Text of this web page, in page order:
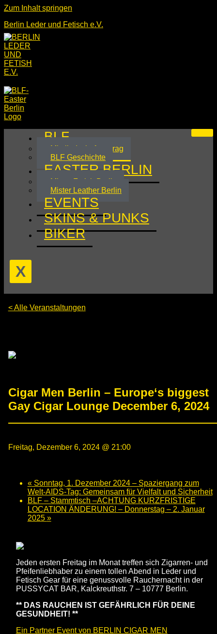
Zum Inhalt springen
Berlin Leder und Fetisch e.V.
BLF
Mitgliedschaftsantrag
BLF Geschichte
EASTER BERLIN
Mister Fetish Berlin
Mister Leather Berlin
EVENTS
SKINS & PUNKS
BIKER
X
< Alle Veranstaltungen
Cigar Men Berlin – Europe‘s biggest
Gay Cigar Lounge December 6, 2024
Freitag, Dezember 6, 2024 @ 21:00
«Sonntag, 1. Dezember 2024 – Spaziergang zum
Welt-AIDS-Tag: Gemeinsam für Vielfalt und Sicherheit
BLF – Stammtisch –ACHTUNG KURZFRISTIGE
LOCATION ÄNDERUNG! – Donnerstag – 2. Januar
2025 »
Jeden ersten Freitag im Monat treffen sich Zigarren- und
Pfeifenliebhaber zu einem tollen Abend in Leder und
Fetisch Gear für eine genussvolle Rauchernacht in der
PUSSYCAT BAR, Kalckreuthstr. 7 – 10777 Berlin.
** DAS RAUCHEN IST GEFÄHRLICH FÜR DEINE
GESUNDHEIT! **
Ein Partner Event von BERLIN CIGAR MEN